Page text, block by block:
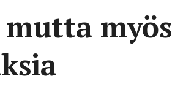
myös